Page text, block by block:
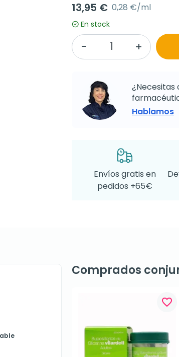
13,95 € 0,28 €/ml
En stock
¿Necesitas
Hablamos
Envíos gratis en
pedidos +65€
Comprados
favorite_border